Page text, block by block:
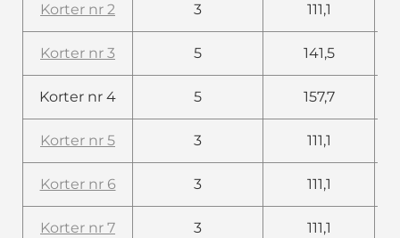
Korter nr 2 3 111,1
Korter nr 3 5 141,5
Korter nr 4 5 157,7
Korter nr 5 3 111,1
Korter nr 6 3 111,1
Korter nr 7 3 111,1